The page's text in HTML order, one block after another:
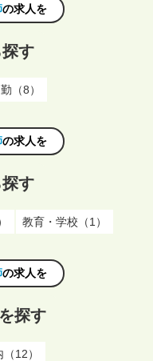
の求人を
す
（8）
の求人を
す
教育・学校（1）
の求人を
探す
12）